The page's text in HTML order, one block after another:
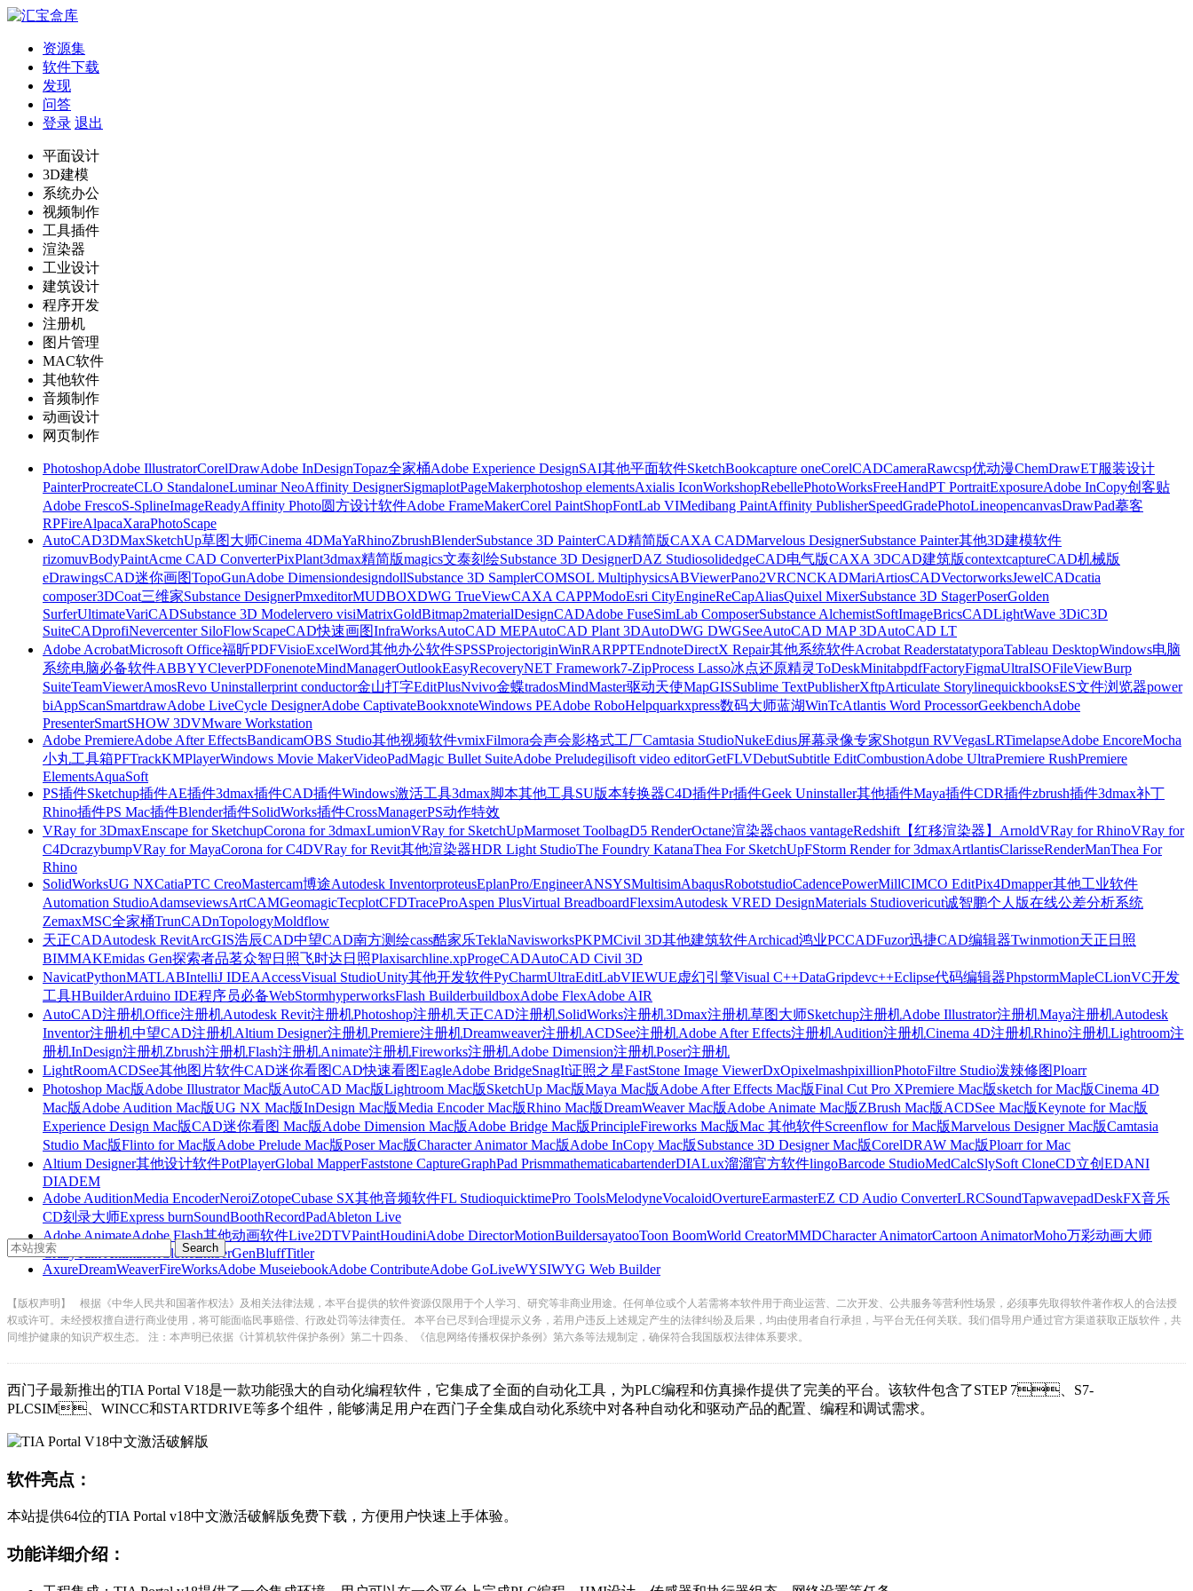
资源集
软件下载
发现
问答
登录 退出
平面设计
3D建模
系统办公
视频制作
工具插件
渲染器
工业设计
建筑设计
程序开发
注册机
图片管理
MAC软件
其他软件
音频制作
动画设计
网页制作
PhotoshopAdobe IllustratorCorelDrawAdobe InDesignTopaz全家桶Adobe Experience DesignSAI其他平面软件SketchBookcapture oneCorelCADCameraRawcsp优动漫ChemDrawET服装设计
PainterProcreateCLO StandaloneLuminar NeoAffinity DesignerSigmaplotPageMakerphotoshop elementsAxialis IconWorkshopRebellePhotoWorksFreeHandPT PortraitExposureAdobe InCopy创客贴
Adobe FrescoS-SplineImageReadyAffinity Photo圆方设计软件Adobe FrameMakerCorel PaintShopFontLab VIMedibang PaintAffinity PublisherSpeedGradePhotoLineopencanvasDrawPad摹客
RPFireAlpacaXaraPhotoScape
AutoCAD3DMaxSketchUp草图大师Cinema 4DMaYaRhinoZbrushBlenderSubstance 3D PainterCAD精简版CAXA CADMarvelous DesignerSubstance Painter其他3D建模软件
rizomuvBodyPaintAcme CAD ConverterPixPlant3dmax精简版magics文泰刻绘Substance 3D DesignerDAZ StudiosolidedgeCAD电气版CAXA 3DCAD建筑版contextcaptureCAD机械版
eDrawingsCAD迷你画图TopoGunAdobe DimensiondesigndollSubstance 3D SamplerCOMSOL MultiphysicsABViewerPano2VRCNCKADMariArtiosCADVectorworksJewelCADcatia
composer3DCoat三维家Substance DesignerPmxeditorMUDBOXDWG TrueViewCAXA CAPPModoEsri CityEngineReCapAliasQuixel MixerSubstance 3D StagerPoserGolden
SurferUltimateVariCADSubstance 3D Modelervero visiMatrixGoldBitmap2materialDesignCADAdobe FuseSimLab ComposerSubstance AlchemistSoftImageBricsCADLightWave 3DiC3D
SuiteCADprofiNevercenter SiloFlowScapeCAD快速画图InfraWorksAutoCAD MEPAutoCAD Plant 3DAutoDWG DWGSeeAutoCAD MAP 3DAutoCAD LT
Adobe AcrobatMicrosoft Office福昕PDFVisioExcelWord其他办公软件SPSSProjectoriginWinRARPPTEndnoteDirectX Repair其他系统软件Acrobat ReaderstatatyporaTableau DesktopWindows电脑
系统电脑必备软件ABBYYCleverPDFonenoteMindManagerOutlookEasyRecoveryNET Framework7-ZipProcess Lasso冰点还原精灵ToDeskMinitabpdfFactoryFigmaUltraISOFileViewBurp
SuiteTeamViewerAmosRevo Uninstallerprint conductor金山打字EditPlusNvivo金蝶tradosMindMaster驱动天使MapGISSublime TextPublisherXftpArticulate StorylinequickbooksES文件浏览器power
biAppScanSmartdrawAdobe LiveCycle DesignerAdobe CaptivateBookxnoteWindows PEAdobe RoboHelpquarkxpress数码大师蓝湖WinTcAtlantis Word ProcessorGeekbenchAdobe
PresenterSmartSHOW 3DVMware Workstation
Adobe PremiereAdobe After EffectsBandicamOBS Studio其他视频软件vmixFilmora会声会影格式工厂Camtasia StudioNukeEdius屏幕录像专家Shotgun RVVegasLRTimelapseAdobe EncoreMocha
小丸工具箱PFTrackKMPlayerWindows Movie MakerVideoPadMagic Bullet SuiteAdobe Preludegilisoft video editorGetFLVDebutSubtitle EditCombustionAdobe UltraPremiere RushPremiere
ElementsAquaSoft
PS插件Sketchup插件AE插件3dmax插件CAD插件Windows激活工具3dmax脚本其他工具SU版本转换器C4D插件Pr插件Geek Uninstaller其他插件Maya插件CDR插件zbrush插件3dmax补丁
Rhino插件PS Mac插件Blender插件SolidWorks插件CrossManagerPS动作特效
VRay for 3DmaxEnscape for SketchupCorona for 3dmaxLumionVRay for SketchUpMarmoset ToolbagD5 RenderOctane渲染器chaos vantageRedshift【红移渲染器】 ArnoldVRay for RhinoVRay for
C4DcrazybumpVRay for MayaCorona for C4DVRay for Revit其他渲染器HDR Light StudioThe Foundry KatanaThea For SketchUpFStorm Render for 3dmaxArtlantisClarisseRenderManThea For
Rhino
SolidWorksUG NXCatiaPTC CreoMastercam博途Autodesk InventorproteusEplanPro/EngineerANSYSMultisimAbaqusRobotstudioCadencePowerMillCIMCO EditPix4Dmapper其他工业软件
Automation StudioAdamseviewsArtCAMGeomagicTecplotCFDTraceProAspen PlusVirtual BreadboardFlexsimAutodesk VRED DesignMaterials Studiovericut诚智鹏个人版在线公差分析系统
ZemaxMSC全家桶TrunCADnTopologyMoldflow
天正CADAutodesk RevitArcGIS浩辰CAD中望CAD南方测绘cass酷家乐TeklaNavisworksPKPMCivil 3D其他建筑软件Archicad鸿业PCCADFuzor迅捷CAD编辑器Twinmotion天正日照
BIMMAKEmidas Gen探索者品茗众智日照飞时达日照Plaxisarchline.xpProgeCADAutoCAD Civil 3D
NavicatPythonMATLABIntelliJ IDEAAccessVisual StudioUnity其他开发软件PyCharmUltraEditLabVIEWUE虚幻引擎Visual C++DataGripdevc++Eclipse代码编辑器PhpstormMapleCLionVC开发
工具HBuilderArduino IDE程序员必备WebStormhyperworksFlash BuilderbuildboxAdobe FlexAdobe AIR
AutoCAD注册机Office注册机Autodesk Revit注册机Photoshop注册机天正CAD注册机SolidWorks注册机3Dmax注册机草图大师Sketchup注册机Adobe Illustrator注册机Maya注册机Autodesk
Inventor注册机中望CAD注册机Altium Designer注册机Premiere注册机Dreamweaver注册机ACDSee注册机Adobe After Effects注册机Audition注册机Cinema 4D注册机Rhino注册机Lightroom注
册机InDesign注册机Zbrush注册机Flash注册机Animate注册机Fireworks注册机Adobe Dimension注册机Poser注册机
LightRoomACDSee其他图片软件CAD迷你看图CAD快速看图EagleAdobe BridgeSnagIt证照之星FastStone Image ViewerDxOpixelmashpixillionPhotoFiltre Studio泼辣修图Ploarr
Photoshop Mac版Adobe Illustrator Mac版AutoCAD Mac版Lightroom Mac版SketchUp Mac版Maya Mac版Adobe After Effects Mac版Final Cut Pro XPremiere Mac版sketch for Mac版Cinema 4D
Mac版Adobe Audition Mac版UG NX Mac版InDesign Mac版Media Encoder Mac版Rhino Mac版DreamWeaver Mac版Adobe Animate Mac版ZBrush Mac版ACDSee Mac版Keynote for Mac版
Experience Design Mac版CAD迷你看图 Mac版Adobe Dimension Mac版Adobe Bridge Mac版PrincipleFireworks Mac版Mac 其他软件Screenflow for Mac版Marvelous Designer Mac版Camtasia
Studio Mac版Flinto for Mac版Adobe Prelude Mac版Poser Mac版Character Animator Mac版Adobe InCopy Mac版Substance 3D Designer Mac版CorelDRAW Mac版Ploarr for Mac
Altium Designer其他设计软件PotPlayerGlobal MapperFaststone CaptureGraphPad PrismmathematicabartenderDIALux溜溜官方软件lingoBarcode StudioMedCalcSlySoft CloneCD立创EDANI
DIADEM
Adobe AuditionMedia EncoderNeroiZotopeCubase SX其他音频软件FL StudioquicktimePro ToolsMelodyneVocaloidOvertureEarmasterEZ CD Audio ConverterLRCSoundTapwavepadDeskFX音乐
CD刻录大师Express burnSoundBoothRecordPadAbleton Live
Adobe AnimateAdobe Flash其他动画软件Live2DTVPaintHoudiniAdobe DirectorMotionBuildersayatooToon BoomWorld CreatorMMDCharacter AnimatorCartoon AnimatorMoho万彩动画大师
CrazyTalk AnimatoriCloneEmberGenBluffTitler
AxureDreamWeaverFireWorksAdobe MuseiebookAdobe ContributeAdobe GoLiveWYSIWYG Web Builder
【版权声明】
根据《中华人民共和国著作权法》及相关法律法规，本平台提供的软件资源仅限用于个人学习、研究等非商业用途。任何单位或个人若需将本软件用于商业运营、二次开发、公共服务等营利性场景，必须事先取得软件著作权人的合法授
权或许可。未经授权擅自进行商业使用，将可能面临民事赔偿、行政处罚等法律责任。 本平台已尽到合理提示义务，若用户违反上述规定产生的法律纠纷及后果，均由使用者自行承担，与平台无任何关联。我们倡导用户通过官方渠道获取正版软件，共
同维护健康的知识产权生态。 注：本声明已依据《计算机软件保护条例》第二十四条、《信息网络传播权保护条例》第六条等法规制定，确保符合我国版权法律体系要求。
西门子最新推出的TIA Portal V18是一款功能强大的自动化编程软件，它集成了全面的自动化工具，为PLC编程和仿真操作提供了完美的平台。该软件包含了STEP 7、S7-
PLCSIM、WINCC和STARTDRIVE等多个组件，能够满足用户在西门子全集成自动化系统中对各种自动化和驱动产品的配置、编程和调试需求。
软件亮点：
本站提供64位的TIA Portal v18中文激活破解版免费下载，方便用户快速上手体验。
功能详细介绍：